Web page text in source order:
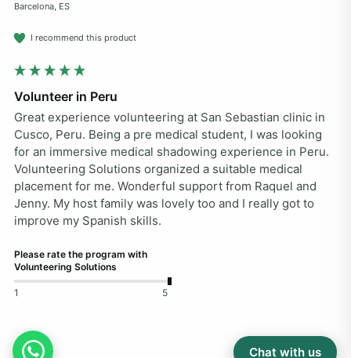
Barcelona, ES
I recommend this product
Volunteer in Peru
Great experience volunteering at San Sebastian clinic in
Cusco, Peru. Being a pre medical student, I was looking
for an immersive medical shadowing experience in Peru.
Volunteering Solutions organized a suitable medical
placement for me. Wonderful support from Raquel and
Jenny. My host family was lovely too and I really got to
improve my Spanish skills.
Please rate the program with
Volunteering Solutions
1 5
Reply: Chat with us